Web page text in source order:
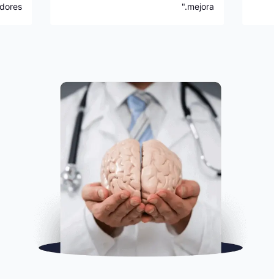
mejora."